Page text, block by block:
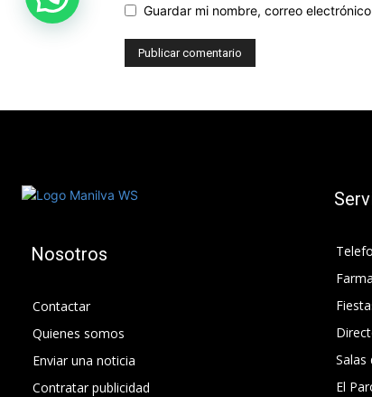
Guardar mi nombre, correo
Nosotros
Contactar
Quienes somos
Enviar una noticia
Contratar publicidad
Salas
El